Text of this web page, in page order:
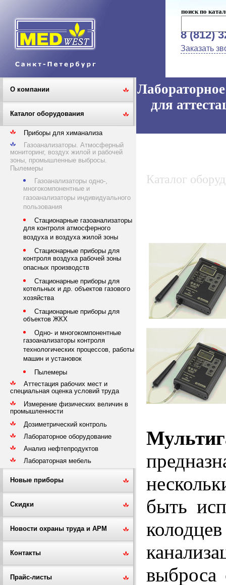
поиск по
8 (812)
Заказать
О компании
Каталог оборудования
Приборы для химанализа
Газоанализаторы. Атмосферный
мониторинг, воздух жилой и рабочей
зоны, промышленные выбросы.
Пылемеры
Газоанализаторы одно-,
многокомпонентные и
газоанализаторы индивидуального
пользования
Стационарные газоанализаторы
для контроля атмосферного
воздуха и воздуха жилой зоны
Стационарные приборы для
контроля воздуха рабочей зоны
опасных производств
Стационарные приборы для
котельных и др. объектов газового
хозяйства
Стационарные приборы для
объектов ЖКХ
Одно- и многокомпонентные
газоанализаторы контроля
технологических процессов, работы
машин и установок
Пылемеры
Аттестация рабочих мест и
специальная оценка условий труда
Измерение физических величин в
промышленности
Дозиметрический контроль
Лабораторное оборудование
Анализ нефтепродуктов
Лабораторная мебель
Новые приборы
Скидки
Новости охраны труда и АРМ
Контакты
Прайс-листы
для
Каталог
быть
выброса